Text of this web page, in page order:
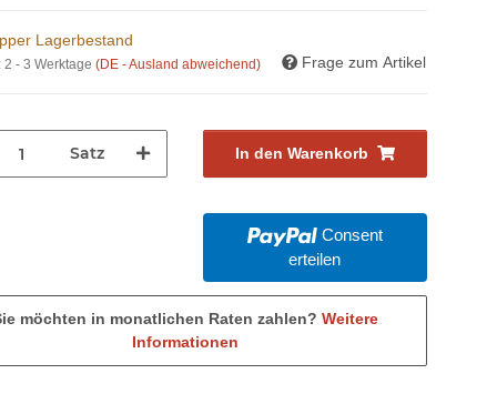
Lagerbestand
2 - 3 Werktage(DE - Ausland abweichend) Frage zum Artikel
Satz In den Warenkorb
Consent
erteilen
möchten in monatlichen Raten zahlen? Weitere
Informationen